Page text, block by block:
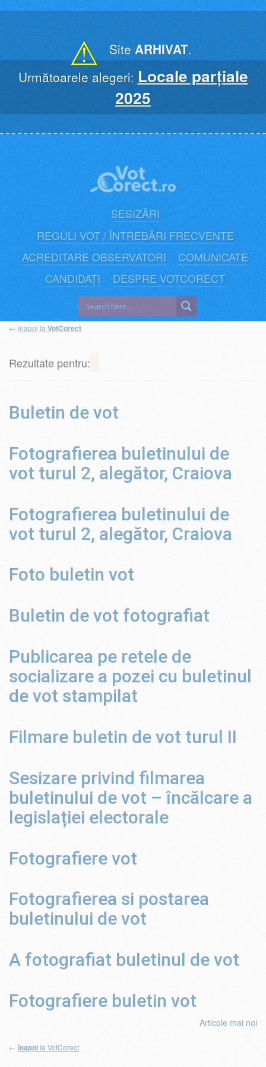
⚠ Site ARHIVAT.
Următoarele alegeri: Locale parțiale
2025
SESIZĂRI
REGULI VOT / ÎNTREBĂRI FRECVENTE
ACREDITARE OBSERVATORI
COMUNICATE
CANDIDAȚI
DESPRE VOTCORECT
← înapoi la VotCorect
Rezultate pentru:
Buletin de vot
Fotografierea buletinului de
vot turul 2, alegător, Craiova
Fotografierea buletinului de
vot turul 2, alegător, Craiova
Foto buletin vot
Buletin de vot fotografiat
Publicarea pe retele de
socializare a pozei cu buletinul
de vot stampilat
Filmare buletin de vot turul II
Sesizare privind filmarea
buletinului de vot – încălcare a
legislației electorale
Fotografiere vot
Fotografierea si postarea
buletinului de vot
A fotografiat buletinul de vot
Fotografiere buletin vot
în
Articole mai noi
← înapoila VotCorect